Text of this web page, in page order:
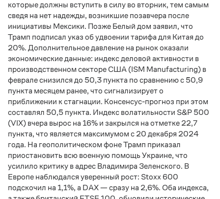
которые должны вступить в силу во вторник, тем самым
сведя на нет надежды, возникшие позавчера после
инициативы Мексики. Позже Белый дом заявил, что
Трамп подписал указ об удвоении тарифа для Китая до
20%. Дополнительное давление на рынок оказали
экономические данные: индекс деловой активности в
производственном секторе США (ISM Manufacturing) в
феврале снизился до 50,3 пункта по сравнению с 50,9
пункта месяцем ранее, что сигнализирует о
приближении к стагнации. Консенсус-прогноз при этом
составлял 50,5 пункта. Индекс волатильности S&P 500
(VIX) вчера вырос на 16% и закрылся на отметке 22,7
пункта, что является максимумом с 20 декабря 2024
года. На геополитическом фоне Трамп приказал
приостановить всю военную помощь Украине, что
усилило критику в адрес Владимира Зеленского. В
Европе наблюдался уверенный рост: Stoxx 600
подскочил на 1,1%, а DAX — сразу на 2,6%. Оба индекса,